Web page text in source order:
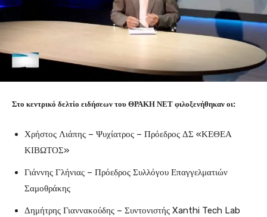
Στο κεντρικό δελτίο ειδήσεων του ΘΡΑΚΗ ΝΕΤ φιλοξενήθηκαν οι:
Χρήστος Λιάπης – Ψυχίατρος – Πρόεδρος ΔΣ «ΚΕΘΕΑ
ΚΙΒΩΤΟΣ»
Γιάννης Γλήνιας – Πρόεδρος Συλλόγου Επαγγελματιών
Σαμοθράκης
Δημήτρης Γιαννακούδης – Συντονιστής Xanthi Tech Lab